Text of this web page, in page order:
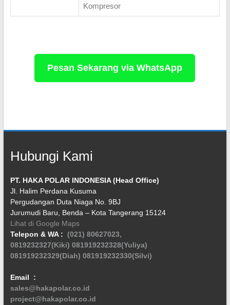
Kompresor
Pesan Sekarang via WhatsApp
Hubungi Kami
PT. HAKA POLAR INDONESIA (Head Office)
Jl. Halim Perdana Kusuma
Pergudangan Duta Niaga No. 9BJ
Jurumudi Baru, Benda – Kota Tangerang 15124
Lihat di Google Maps
Telepon & WA : (021) 80627023,
0819232327(Kiki) 081919232328(Yuliya)
081919232329(Diah) 081919232330(Silvi)
Email :
sales@hakapolar.co.id
project@hakapolar.co.id